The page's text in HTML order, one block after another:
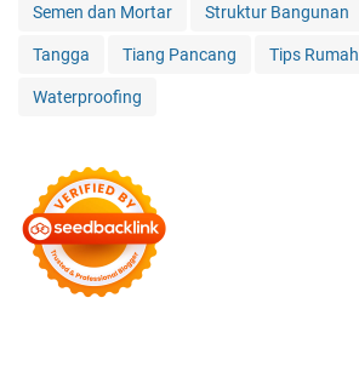
Semen dan Mortar Struktur Bangunan
Tangga Tiang Pancang Tips Rumah
Waterproofing